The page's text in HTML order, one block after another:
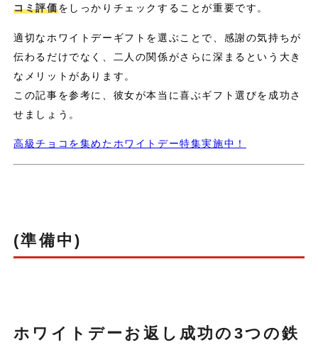
コミ評価をしっかりチェックすることが重要です。
適切なホワイトデーギフトを選ぶことで、感謝の気持ちが
伝わるだけでなく、二人の関係がさらに深まるという大き
なメリットがあります。
この記事を参考に、彼女が本当に喜ぶギフト選びを成功さ
せましょう。
高級チョコを集めたホワイトデー特集実施中！
(準備中)
ホワイトデーお返し成功の3つの鉄